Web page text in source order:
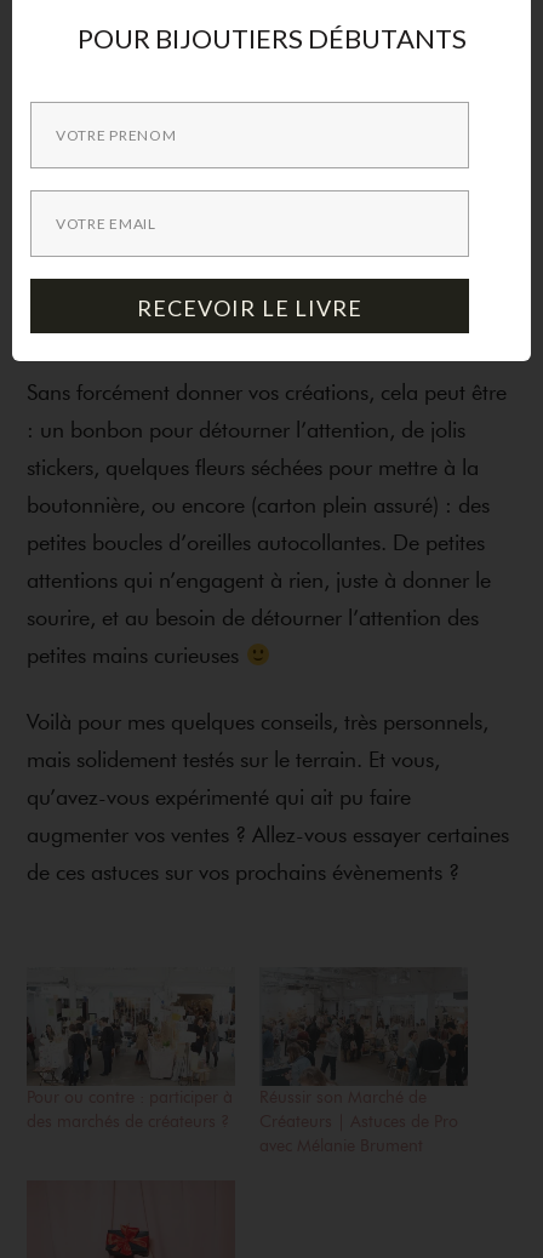
aurais jamais mis les pieds s’il n’y avait pas eu ce
La morale de tout cela est qu’il faut parfois mieux
“lâcher” un peu, pour mieux recevoir ensuite. Pas
forcément en étant toujours dans l’attente d’un
retour. Mais juste pourpropager une image positive
Sans forcément donner vos créations, cela peut être
: un bonbon pour détourner l’attention, de jolis
stickers, quelques fleurs séchées pour mettre à la
boutonnière, ou encore (carton plein assuré) : des
petites boucles d’oreilles autocollantes. De petites
attentions qui n’engagent à rien, juste à donner le
sourire, et au besoin de détourner l’attention des
petites mains curieuses
Voilà pour mes quelques conseils, très personnels,
mais solidement testés sur le terrain. Et vous,
qu’avez-vous expérimenté qui ait pu faire
augmenter vos ventes ? Allez-vous essayer certaines
de ces astuces sur vos prochains évènements ?
POUR BIJOUTIERS DÉBUTANTS
RECEVOIR LE LIVRE